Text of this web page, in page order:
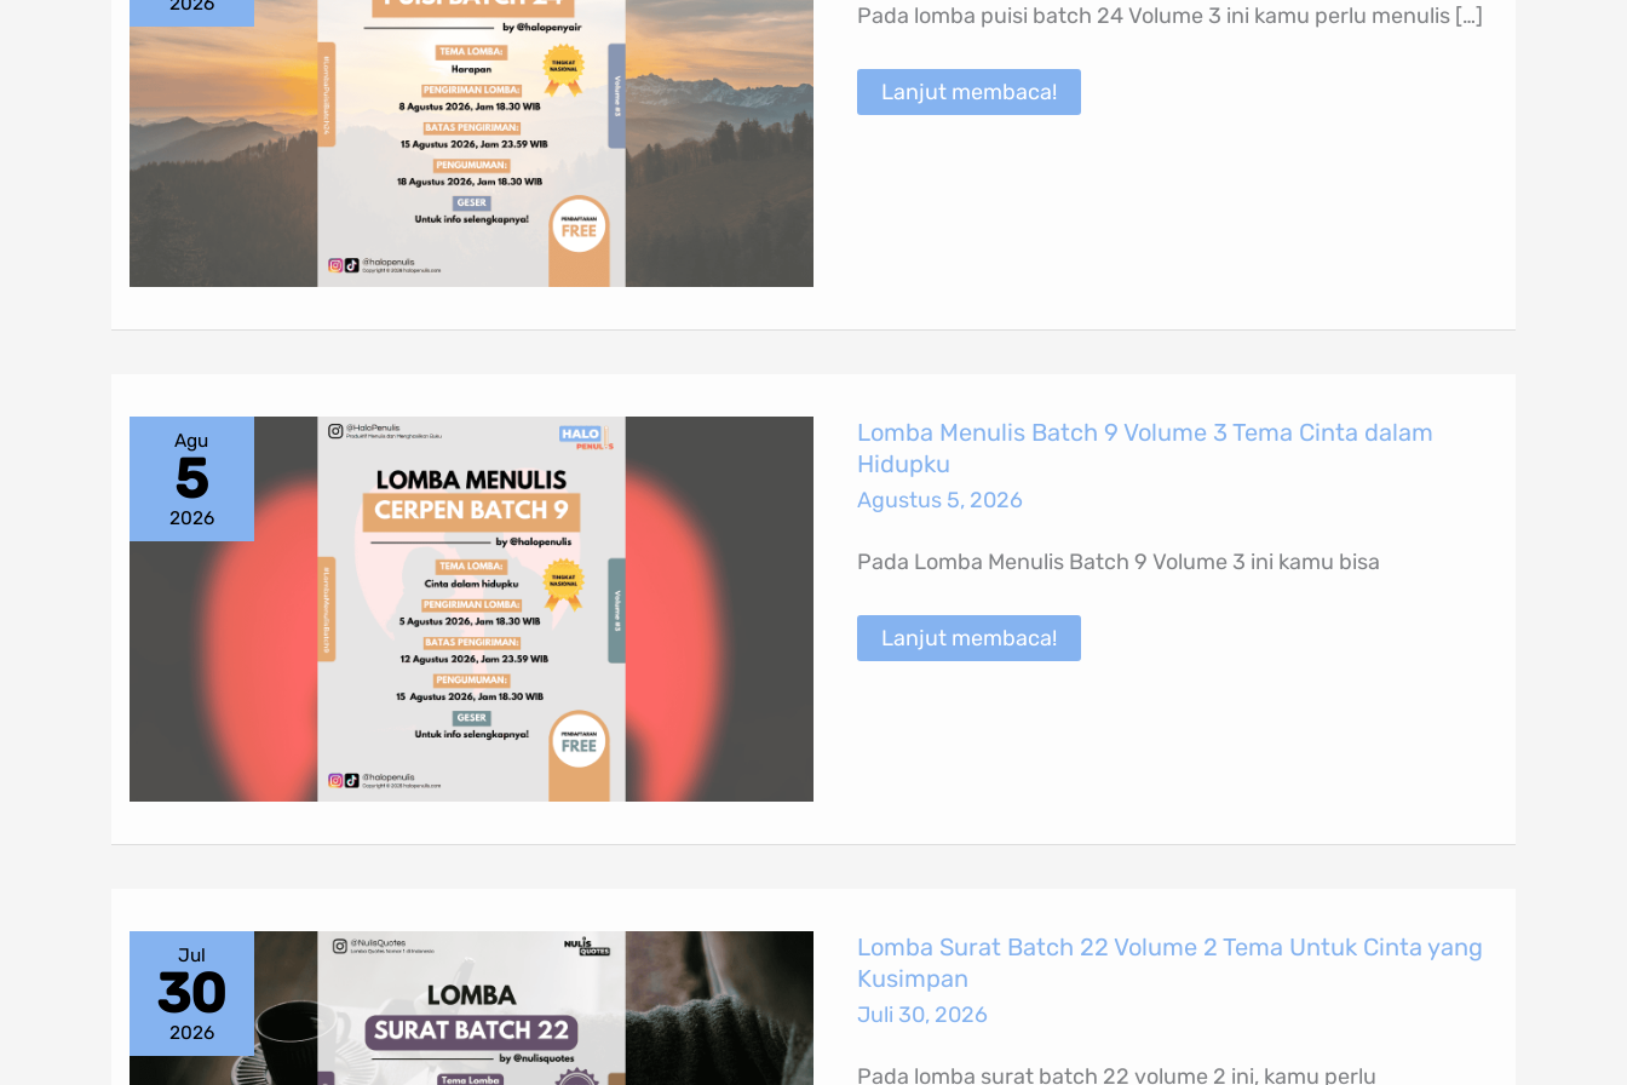
Pada lomba puisi batch 24 Volume 3 ini kamu perlu menulis […]
3
Harapan
Lanjut membaca!
Agu
5
2026
Lomba Menulis Batch 9 Volume 3 Tema Cinta dalam
Hidupku
Agustus 5, 2026
Pada Lomba Menulis Batch 9 Volume 3 ini kamu bisa
Lomba
Menulis
Batch
9
Volume
Tema
Hidupku
Lanjut membaca!
Jul
30
2026
Lomba Surat Batch 22 Volume 2 Tema Untuk Cinta yang
Kusimpan
Juli 30, 2026
Pada lomba surat batch 22 volume 2 ini, kamu perlu
Lomba
Surat
Batch
22
Volume
Tema